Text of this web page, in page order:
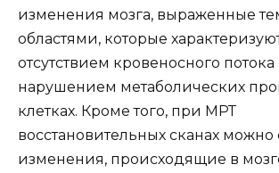
изменения мозга, выраженные
областями, которые
отсутствием кровеносного потока
нарушением метаболических
клетках. Кроме того, при МРТ
восстановительных сканах
изменения, происходящие в